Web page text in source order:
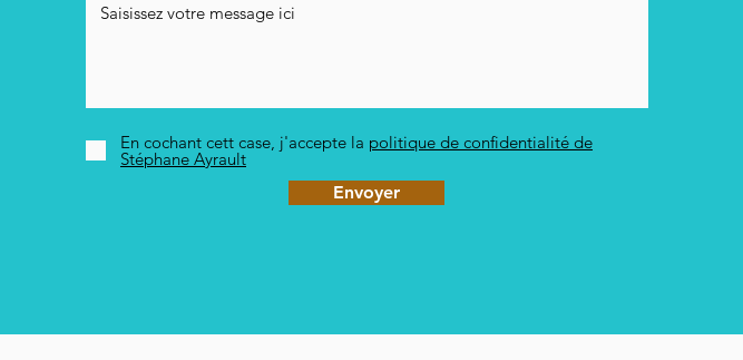
En cochant cett case, j'accepte la politique de confidentialité de
Stéphane Ayrault
Envoyer